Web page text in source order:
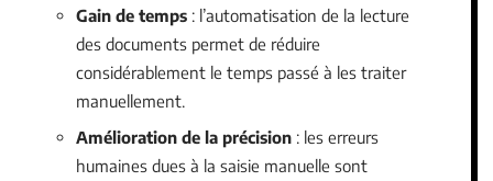
Gain de temps : l’automatisation de la lecture
des documents permet de réduire
considérablement le temps passé à les traiter
manuellement.
Amélioration de la précision : les erreurs
humaines dues à la saisie manuelle sont